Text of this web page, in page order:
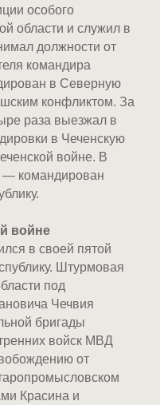
особого
области и служил в
должности от
командира
в Северную
конфликтом. За
раза выезжал в
в Чеченскую
войне. В
— командирован
войне
в своей пятой
Штурмовая
под
Чечвия
бригады
войск МВД
от
Красина и